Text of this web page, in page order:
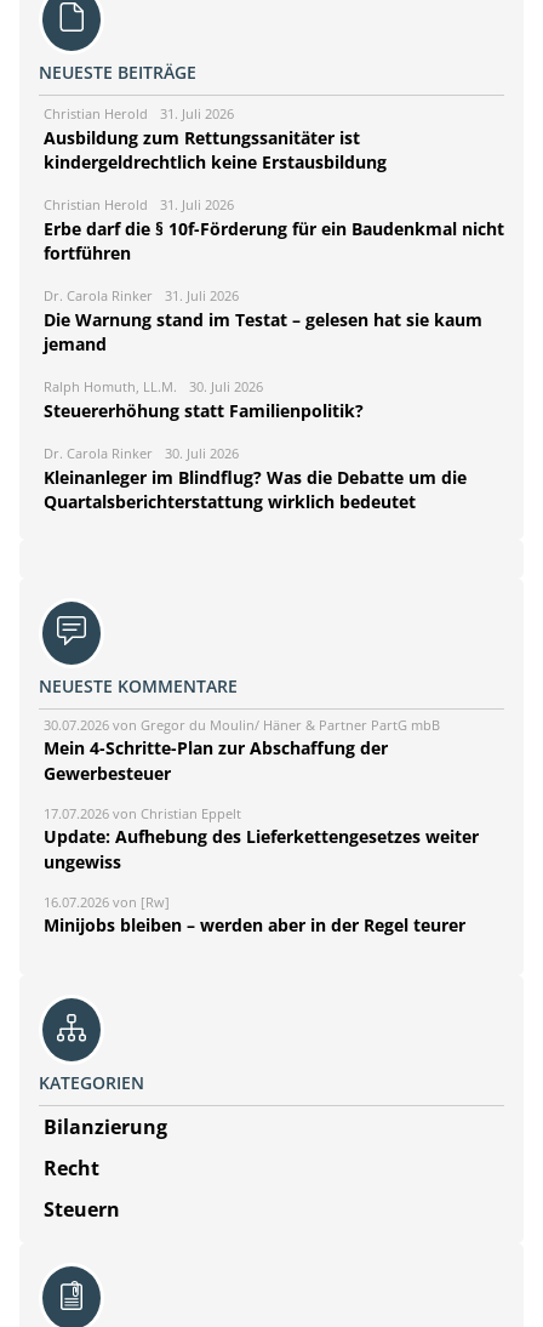
NEUESTE BEITRÄGE
Christian Herold 31. Juli 2026
Ausbildung zum Rettungssanitäter ist
kindergeldrechtlich keine Erstausbildung
Christian Herold 31. Juli 2026
Erbe darf die § 10f-Förderung für ein Baudenkmal nicht
fortführen
Dr. Carola Rinker 31. Juli 2026
Die Warnung stand im Testat – gelesen hat sie kaum
jemand
Ralph Homuth, LL.M. 30. Juli 2026
Steuererhöhung statt Familienpolitik?
Dr. Carola Rinker 30. Juli 2026
Kleinanleger im Blindflug? Was die Debatte um die
Quartalsberichterstattung wirklich bedeutet
NEUESTE KOMMENTARE
30.07.2026 von Gregor du Moulin/ Häner & Partner PartG mbB
Mein 4-Schritte-Plan zur Abschaffung der
Gewerbesteuer
17.07.2026 von Christian Eppelt
Update: Aufhebung des Lieferkettengesetzes weiter
ungewiss
16.07.2026 von [Rw]
Minijobs bleiben – werden aber in der Regel teurer
KATEGORIEN
Bilanzierung
Recht
Steuern